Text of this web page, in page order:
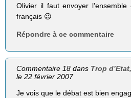
Olivier il faut envoyer
français 😉
Répondre à ce commentaire
Commentaire 18 dans Trop
le 22 février 2007
Je vois que le débat est bien